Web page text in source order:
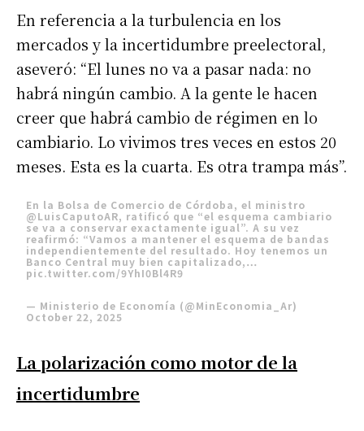
En referencia a la turbulencia en los
mercados y la incertidumbre preelectoral,
aseveró: “El lunes no va a pasar nada: no
habrá ningún cambio. A la gente le hacen
creer que habrá cambio de régimen en lo
cambiario. Lo vivimos tres veces en estos 20
meses. Esta es la cuarta. Es otra trampa más”.
En la Bolsa de Comercio de Córdoba, el ministro
@LuisCaputoAR, ratificó que “el esquema cambiario
se va a conservar exactamente igual”. A su vez
reafirmó: “Vamos a mantener el esquema de bandas
independientemente del resultado. Hoy tenemos un
Banco Central muy bien capitalizado,…
pic.twitter.com/9YhI0Bl4R9
— Ministerio de Economía (@MinEconomia_Ar)
October 22, 2025
La polarización como motor de la
incertidumbre